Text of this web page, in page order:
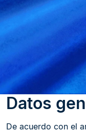
Datos
De acuerdo con el